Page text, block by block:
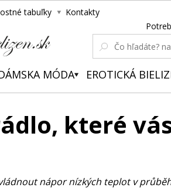
tabuľky Kontakty
MÓDA EROTICKÁ
které
nápor nízkých teplot v